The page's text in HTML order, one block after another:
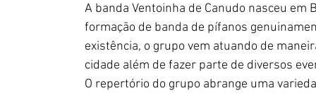
A banda Ventoinha de Canudo nasceu em
formação de banda de pífanos
existência, o grupo vem atuando de
cidade além de fazer parte de diversos
O repertório do grupo abrange uma